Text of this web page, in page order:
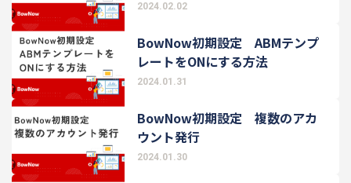
2024.02.02
BowNow初期設定 ABMテンプ
レートをONにする方法
2024.01.31
BowNow初期設定 複数のアカ
ウント発行
2024.01.30